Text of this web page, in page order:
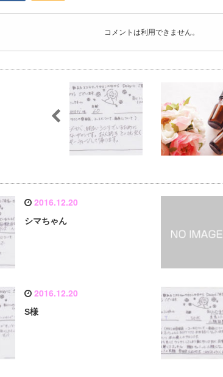
コメントは利用できません。
2016.12.20
シマちゃん
2016.12.20
S様